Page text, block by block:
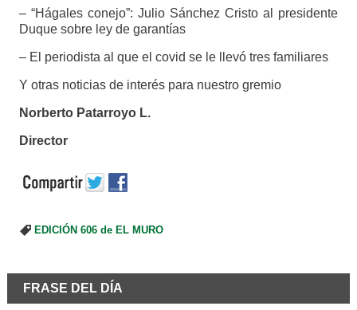
– “Hágales conejo”: Julio Sánchez Cristo al presidente
Duque sobre ley de garantías
– El periodista al que el covid se le llevó tres familiares
Y otras noticias de interés para nuestro gremio
Norberto Patarroyo L.
Director
EDICIÓN 606 de EL MURO
FRASE DEL DÍA